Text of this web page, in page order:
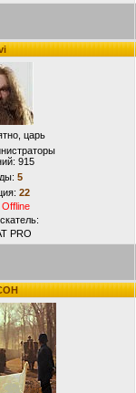
царь
915
5
22
Offline
PRO